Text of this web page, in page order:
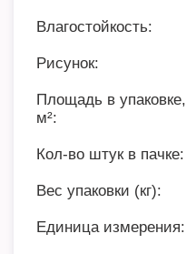
Влагостойкость:
Рисунок:
Площадь в упаковке,
м²:
Кол-во штук в пачке:
Вес упаковки (кг):
Единица измерения: